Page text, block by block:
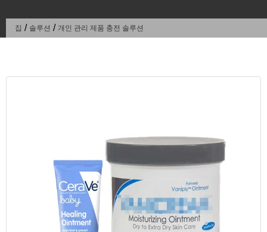
집 / 솔루션 / 개인 관리 제품 충전 솔루션